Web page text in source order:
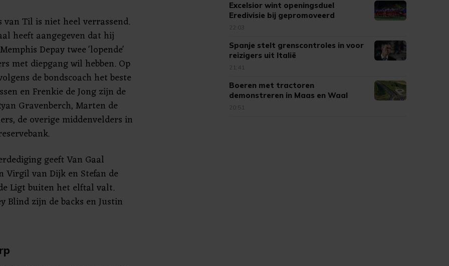
van Til is niet heel verrassend.
heeft aangegeven dat hij
Depay twee 'lopende'
met diepgang wil hebben. Op
de bondscoach het beste
en Frenkie de Jong zijn de
Gravenberch, Marten de
de overige middenvelders in
geeft Van Gaal
Virgil van Dijk en Stefan de
Ligt buiten het elftal valt.
Blind zijn de backs en Justin
Excelsior wint openingsduel
Eredivisie bij gepromoveerd
Cambuur
22:03
Spanje stelt grenscontroles in voor
reizigers uit Italië
21:41
Boeren met tractoren
demonstreren in Maas en Waal
20:51